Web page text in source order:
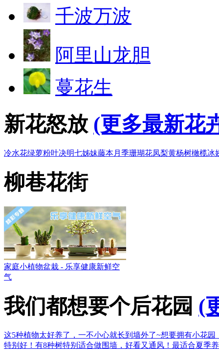
千波万波
阿里山龙胆
蔓花生
新花怒放 (更多最新花
冷水花绿萝粉叶决明七姊妹藤本月季珊瑚花凤梨黄杨树橄榄冰
柳巷花街
家庭小植物盆栽 - 乐享健康新鲜空
气
我们都想要个后花园 (
这5种植物太好养了，一不小心就长到墙外了~想要拥有小花园
特别好！ 有8种树特别适合做围墙，好看又通风！ 最适合夏季